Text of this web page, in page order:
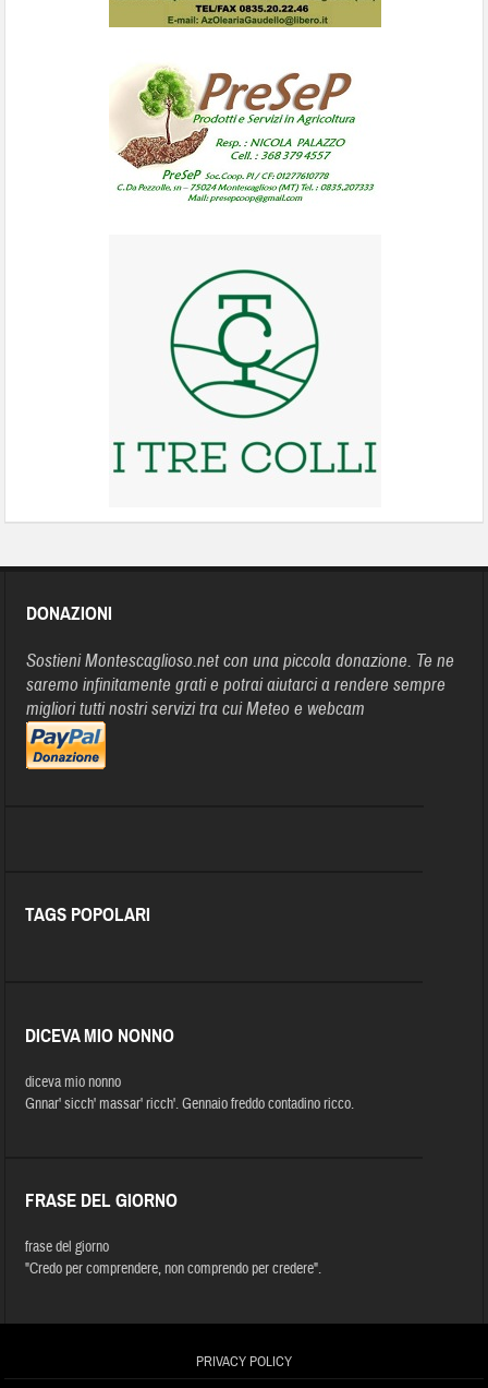
DONAZIONI
Sostieni Montescaglioso.net con una piccola donazione. Te ne
saremo infinitamente grati e potrai aiutarci a rendere sempre
migliori tutti nostri servizi tra cui Meteo e webcam
TAGS POPOLARI
DICEVA MIO NONNO
diceva mio nonno
Gnnar' sicch' massar' ricch'. Gennaio freddo contadino ricco.
FRASE DEL GIORNO
frase del giorno
"Credo per comprendere, non comprendo per credere".
PRIVACY POLICY